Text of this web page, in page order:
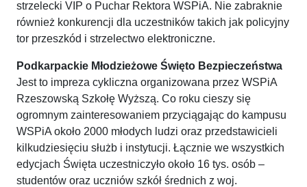
strzelecki VIP o Puchar Rektora WSPiA. Nie zabraknie
również konkurencji dla uczestników takich jak policyjny
tor przeszkód i strzelectwo elektroniczne.
Podkarpackie Młodzieżowe Święto Bezpieczeństwa
Jest to impreza cykliczna organizowana przez WSPiA
Rzeszowską Szkołę Wyższą. Co roku cieszy się
ogromnym zainteresowaniem przyciągając do kampusu
WSPiA około 2000 młodych ludzi oraz przedstawicieli
kilkudziesięciu służb i instytucji. Łącznie we wszystkich
edycjach Święta uczestniczyło około 16 tys. osób –
studentów oraz uczniów szkół średnich z woj.